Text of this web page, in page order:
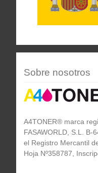
Sobre nosotros
A4TONER® marca
FASAWORLD, S.L. B-
el Registro Mercantil
Hoja Nº358787,